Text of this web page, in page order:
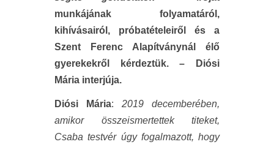
munkájának folyamatáról,
kihívásairól, próbatételeiről és a
Szent Ferenc Alapítványnál élő
gyerekekről kérdeztük. – Diósi
Mária interjúja.
Diósi Mária: 2019 decemberében,
amikor összeismertettek titeket,
Csaba testvér úgy fogalmazott, hogy